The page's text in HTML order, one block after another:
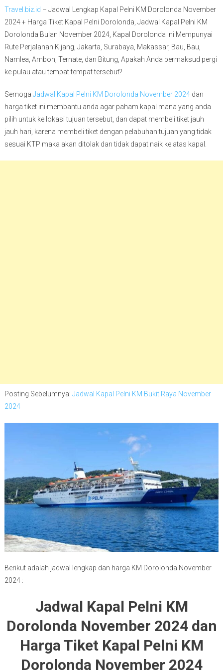
Travel.biz.id – Jadwal Lengkap Kapal Pelni KM Dorolonda November
2024 + Harga Tiket Kapal Pelni Dorolonda, Jadwal Kapal Pelni KM
Dorolonda Bulan November 2024, Kapal Dorolonda Ini Mempunyai
Rute Perjalanan Kijang, Jakarta, Surabaya, Makassar, Bau, Bau,
Namlea, Ambon, Ternate, dan Bitung, Apakah Anda bermaksud pergi
ke pulau atau tempat tempat tersebut?
Semoga Jadwal Kapal Pelni KM Dorolonda November 2024dan
harga tiket ini membantu anda agar paham kapal mana yang anda
pilih untuk ke lokasi tujuan tersebut, dan dapat membeli tiket jauh
jauh hari, karena membeli tiket dengan pelabuhan tujuan yang tidak
sesuai KTP maka akan ditolak dan tidak dapat naik ke atas kapal.
Posting Sebelumnya: Jadwal Kapal Pelni KM Bukit Raya November
2024
Berikut adalah jadwal lengkap dan harga KM Dorolonda November
2024 :
Jadwal Kapal Pelni KM
Dorolonda November 2024 dan
Harga Tiket Kapal Pelni KM
Dorolonda November 2024